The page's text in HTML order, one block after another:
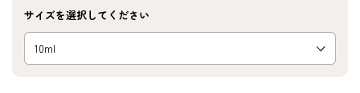
サイズを選択してください